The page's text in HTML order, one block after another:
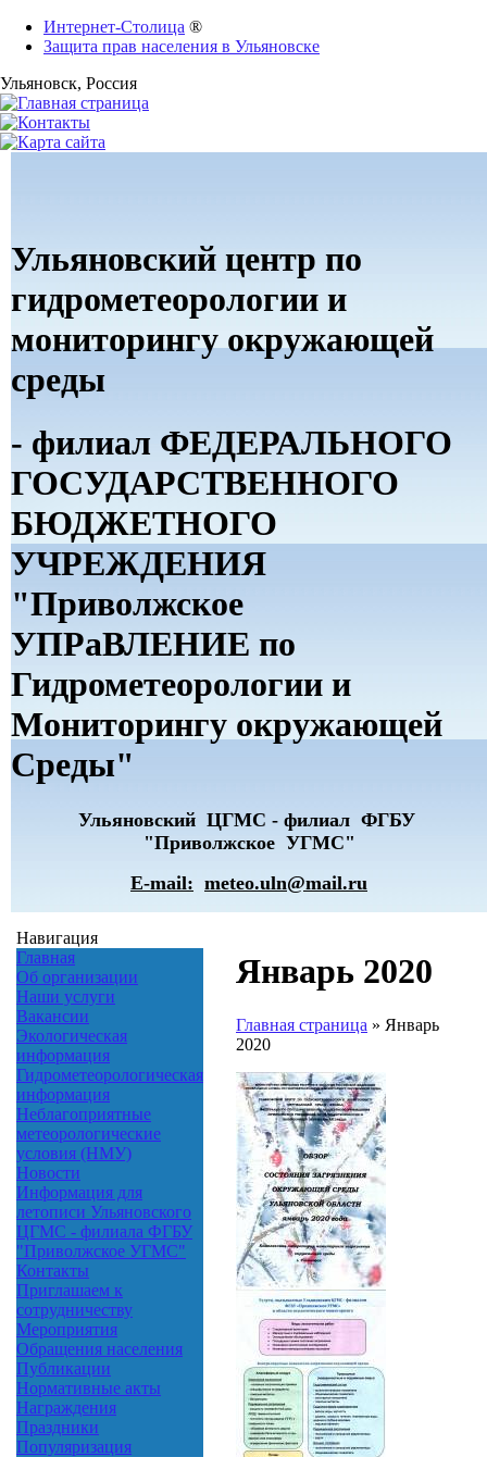
Интернет-Столица ®
Защита прав населения в Ульяновске
Ульяновск, Россия
Ульяновский центр по
гидрометеорологии и
мониторингу окружающей
среды
- филиал ФЕДЕРАЛЬНОГО
ГОСУДАРСТВЕННОГО
БЮДЖЕТНОГО
УЧРЕЖДЕНИЯ
"Приволжское
УПРаВЛЕНИЕ по
Гидрометеорологии и
Мониторингу окружающей
Среды"
Ульяновский ЦГМС - филиал ФГБУ
"Приволжское УГМС"
E-mail: meteo.uln@mail.ru
Навигация
Главная
Об организации
Наши услуги
Вакансии
Экологическая
информация
Гидрометеорологическая
информация
Неблагоприятные
метеорологические
условия (НМУ)
Новости
Информация для
летописи Ульяновского
ЦГМС - филиала ФГБУ
"Приволжское УГМС"
Контакты
Приглашаем к
сотрудничеству
Мероприятия
Обращения населения
Публикации
Нормативные акты
Награждения
Праздники
Популяризация
Январь 2020
Главная страница » Январь
2020